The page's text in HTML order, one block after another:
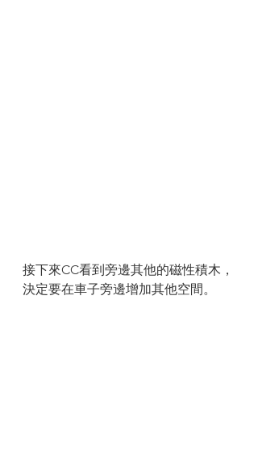
接下來CC看到旁邊其他的磁性積木，
決定要在車子旁邊增加其他空間。